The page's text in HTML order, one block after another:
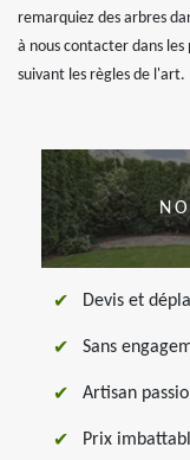
remarquiez des arbres
à nous contacter dans les
suivant les règles de l'art.
Devis et
Sans
Artisan
Prix